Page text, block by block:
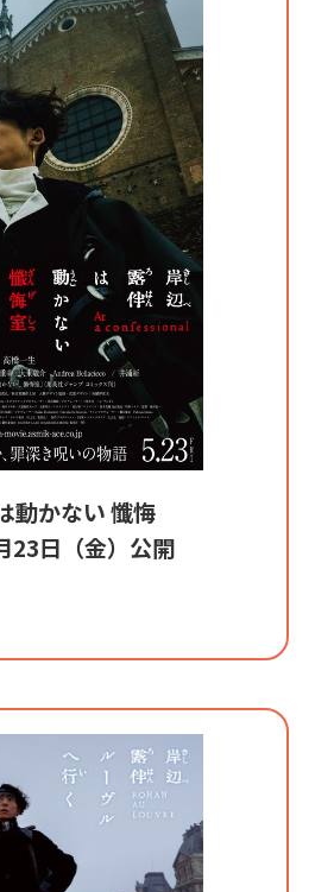
動かない 懺悔
日（金）公開